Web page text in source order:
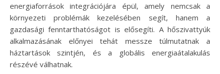
energiaforrások integrációjára épül, amely nemcsak a
környezeti problémák kezelésében segít, hanem a
gazdasági fenntarthatóságot is elősegíti. A hőszivattyúk
alkalmazásának előnyei tehát messze túlmutatnak a
háztartások szintjén, és a globális energiaátalakulás
részévé válhatnak.